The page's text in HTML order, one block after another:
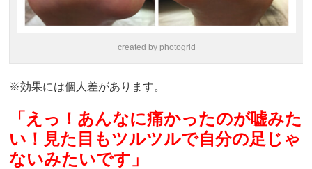
created by photogrid
※効果には個人差があります。
「えっ！あんなに痛かったのが嘘みた
い！見た目もツルツルで自分の足じゃ
ないみたいです」